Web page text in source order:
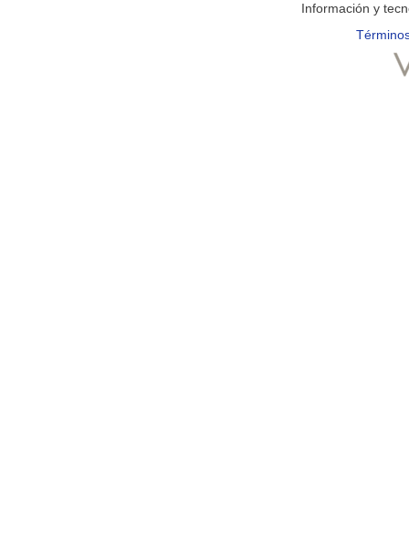
Información y